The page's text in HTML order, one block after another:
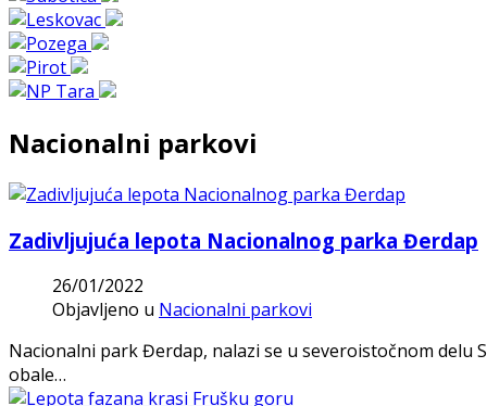
Nacionalni parkovi
Zadivljujuća lepota Nacionalnog parka Đerdap
26/01/2022
Objavljeno u Nacionalni parkovi
Nacionalni park Đerdap, nalazi se u severoistočnom delu
obale…